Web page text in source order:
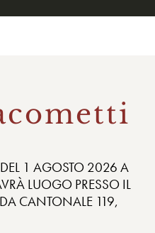
1 AGOSTO 2026 A
LUOGO PRESSO IL
CANTONALE 119,